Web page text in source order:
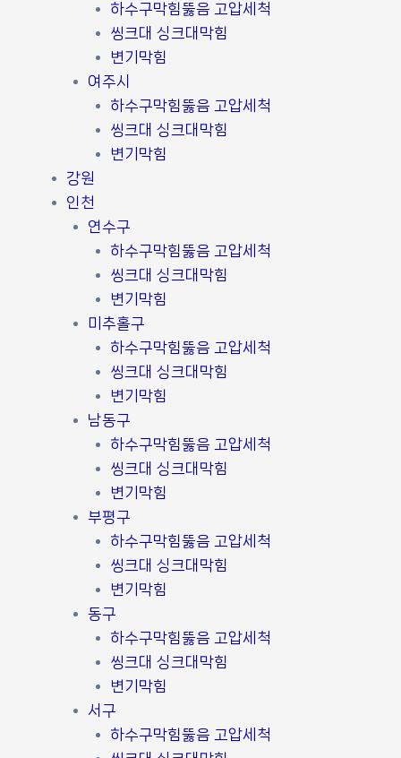
하수구막힘뚫음 고압세척
씽크대 싱크대막힘
변기막힘
여주시
하수구막힘뚫음 고압세척
씽크대 싱크대막힘
변기막힘
강원
인천
연수구
하수구막힘뚫음 고압세척
씽크대 싱크대막힘
변기막힘
미추홀구
하수구막힘뚫음 고압세척
씽크대 싱크대막힘
변기막힘
남동구
하수구막힘뚫음 고압세척
씽크대 싱크대막힘
변기막힘
부평구
하수구막힘뚫음 고압세척
씽크대 싱크대막힘
변기막힘
동구
하수구막힘뚫음 고압세척
씽크대 싱크대막힘
변기막힘
서구
하수구막힘뚫음 고압세척